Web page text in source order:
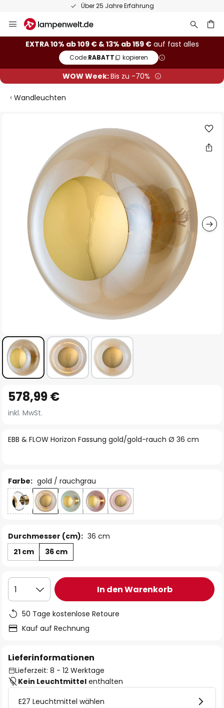
50 Tage kostenlose Retoure
Inhalt
springen
EXTRA 10% ab 109 € & 13% ab 159 €auf fast alles
Code:RABATT kopieren
WOW Week:Bis zu -70%
Wandleuchten
Anfang
der
springen
EBB & FLOW Horizon Fassung gold/gold-rauch Ø 36 cm
578,99 €
inkl. MwSt.
Farbe: gold / rauchgrau
Durchmesser (cm): 36 cm
21 cm
36 cm
1 In den Warenkorb
50 Tage kostenlose Retoure
Kauf auf Rechnung
Lieferinformationen
Lieferzeit: 8 - 12 Werktage
Kein Leuchtmittel enthalten
E27 Leuchtmittel wählen